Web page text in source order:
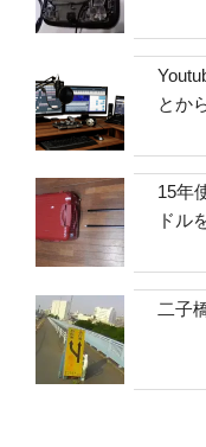
とか
15年
ドル
二子